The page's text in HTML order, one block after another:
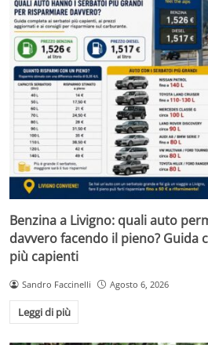
Benzina a Livigno: quali auto
davvero facendo il pieno? Guida
più capienti
Sandro Faccinelli Agosto 6, 2026
Leggi di più